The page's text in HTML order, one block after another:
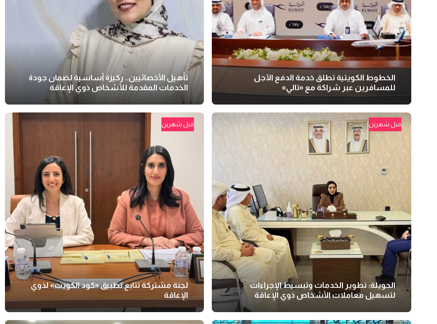
الخطوط الكويتية تطلق خدمة الدفع الآجل
للمسافرين عبر شراكة مع «تالي»
تأهيل الأخصائيين.. ركيزة أساسية لضمان جودة
الخدمات المقدمة للأشخاص ذوي الإعاقة
قبل شهرين
الحويلة: تطوير الخدمات وتبسيط الإجراءات
لتسهيل معاملات الأشخاص ذوي الإعاقة
قبل شهرين
لجنة مشتركة تتابع تطبيق «كود الكويت» لذوي
الإعاقة